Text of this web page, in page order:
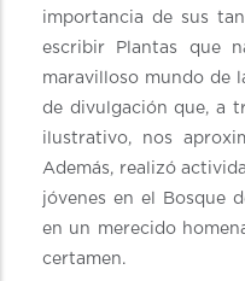
importancia de sus
escribir Plantas que
maravilloso mundo de
de divulgación que, a
ilustrativo, nos
Además, realizó
jóvenes en el Bosque
en un merecido
certamen.